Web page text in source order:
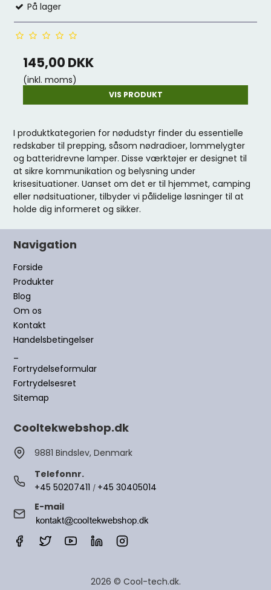
På lager
145,00 DKK
(inkl. moms)
VIS PRODUKT
I produktkategorien for nødudstyr finder du essentielle
redskaber til prepping, såsom nødradioer, lommelygter
og batteridrevne lamper. Disse værktøjer er designet til
at sikre kommunikation og belysning under
krisesituationer. Uanset om det er til hjemmet, camping
eller nødsituationer, tilbyder vi pålidelige løsninger til at
holde dig informeret og sikker.
Navigation
Forside
Produkter
Blog
Om os
Kontakt
Handelsbetingelser
Fortrydelseformular
Fortrydelsesret
Sitemap
Cooltekwebshop.dk
9881 Bindslev, Denmark
Telefonnr.
+45 50207411 / +45 30405014
E-mail
2026 © Cool-tech.dk.